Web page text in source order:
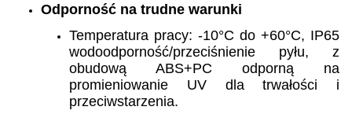
Odporność na trudne warunki
Temperatura pracy: -10°C do +60°C, IP65
wodoodporność/przeciśnienie pyłu, z
obudową ABS+PC odporną na
promieniowanie UV dla trwałości i
przeciwstarzenia.